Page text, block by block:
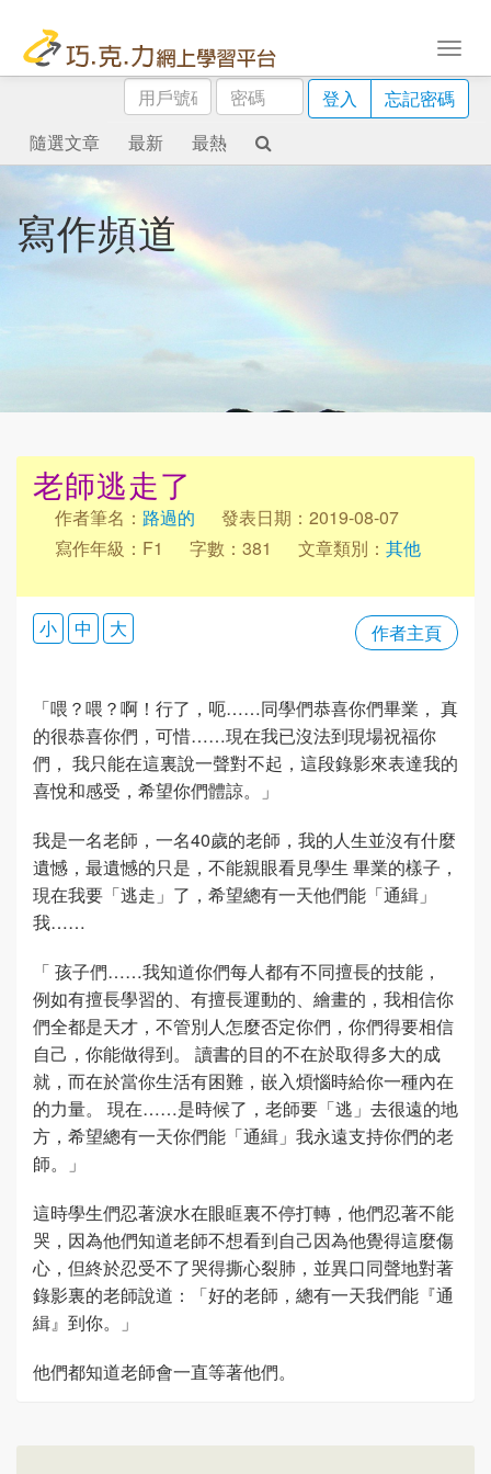
用
戶
號
碼
密
碼
登入
忘記密碼
隨選文章
最新 最熱
寫作頻道
老師逃走了
作者筆名： 路過的
發表日期：2019-08-07
寫作年級：F1
字數：381 文章類別： 其他
作者主頁
小 中 大
「喂？喂？啊！行了，呃……同學們恭喜你們畢業， 真
的很恭喜你們，可惜……現在我已沒法到現場祝福你
們， 我只能在這裏說一聲對不起，這段錄影來表達我的
喜悅和感受，希望你們體諒。」
我是一名老師，一名40歲的老師，我的人生並沒有什麼
遺憾，最遺憾的只是，不能親眼看見學生 畢業的樣子，
現在我要「逃走」了，希望總有一天他們能「通緝」
我……
「 孩子們……我知道你們每人都有不同擅長的技能，
例如有擅長學習的、有擅長運動的、繪畫的，我相信你
們全都是天才，不管別人怎麼否定你們，你們得要相信
自己，你能做得到。 讀書的目的不在於取得多大的成
就，而在於當你生活有困難，嵌入煩惱時給你一種內在
的力量。 現在……是時候了，老師要「逃」去很遠的地
方，希望總有一天你們能「通緝」我永遠支持你們的老
師。」
這時學生們忍著淚水在眼眶裏不停打轉，他們忍著不能
哭，因為他們知道老師不想看到自己因為他覺得這麼傷
心，但終於忍受不了哭得撕心裂肺，並異口同聲地對著
錄影裏的老師說道：「好的老師，總有一天我們能『通
緝』到你。」
他們都知道老師會一直等著他們。